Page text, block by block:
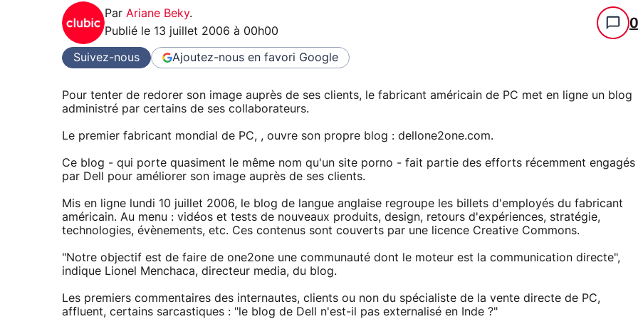
Par Ariane Beky.
Publié le 13 juillet 2006 à 00h00 0
Suivez-nous Ajoutez-nous en favori Google
Pour tenter de redorer son image auprès de ses clients, le fabricant américain de PC met en ligne un blog
administré par certains de ses collaborateurs.
Le premier fabricant mondial de PC, , ouvre son propre blog : dellone2one.com.
Ce blog - qui porte quasiment le même nom qu'un site porno - fait partie des efforts récemment engagés
par Dell pour améliorer son image auprès de ses clients.
Mis en ligne lundi 10 juillet 2006, le blog de langue anglaise regroupe les billets d'employés du fabricant
américain. Au menu : vidéos et tests de nouveaux produits, design, retours d'expériences, stratégie,
technologies, évènements, etc. Ces contenus sont couverts par une licence Creative Commons.
"Notre objectif est de faire de one2one une communauté dont le moteur est la communication directe",
indique Lionel Menchaca, directeur media, du blog.
Les premiers commentaires des internautes, clients ou non du spécialiste de la vente directe de PC,
affluent, certains sarcastiques : "le blog de Dell n'est-il pas externalisé en Inde ?"